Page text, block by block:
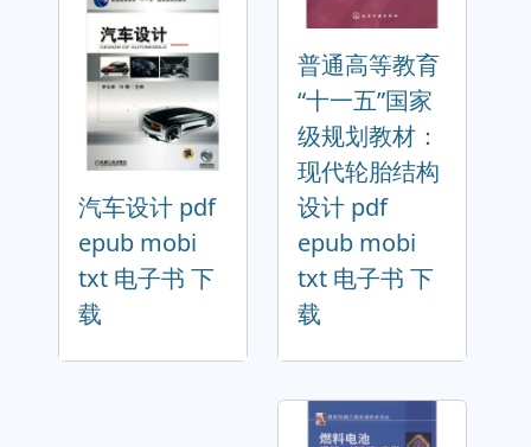
汽车设计 pdf
epub mobi
txt 电子书 下
载
普通高等教育
“十一五”国家
级规划教材：
现代轮胎结构
设计 pdf
epub mobi
txt 电子书 下
载